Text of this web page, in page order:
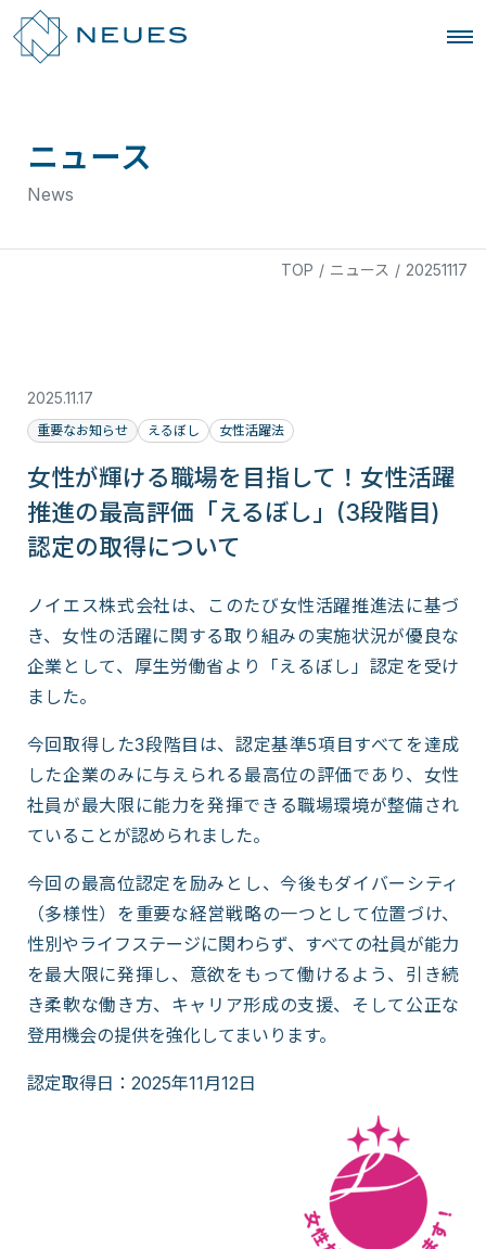
ニュース
News
TOP / ニュース / 20251117
2025.11.17
重要なお知らせ えるぼし 女性活躍法
女性が輝ける職場を目指して！女性活躍
推進の最高評価「えるぼし」(3段階目)
認定の取得について
ノイエス株式会社は、このたび女性活躍推進法に基づ
き、女性の活躍に関する取り組みの実施状況が優良な
企業として、厚生労働省より「えるぼし」認定を受け
ました。
今回取得した3段階目は、認定基準5項目すべてを達成
した企業のみに与えられる最高位の評価であり、女性
社員が最大限に能力を発揮できる職場環境が整備され
ていることが認められました。
今回の最高位認定を励みとし、今後もダイバーシティ
（多様性）を重要な経営戦略の一つとして位置づけ、
性別やライフステージに関わらず、すべての社員が能力
を最大限に発揮し、意欲をもって働けるよう、引き続
き柔軟な働き方、キャリア形成の支援、そして公正な
登用機会の提供を強化してまいります。
認定取得日：2025年11月12日